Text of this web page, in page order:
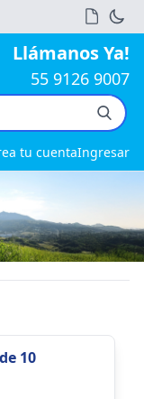
Llámanos Ya!
55 9126 9007
tu cuentaIngresar
10